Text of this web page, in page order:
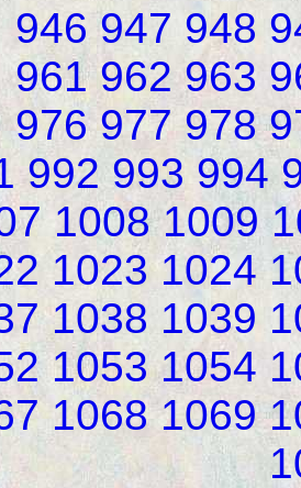
946 947 948
961 962 963
976 977 978
992 993 994
1008 1009
1023 1024
1038 1039
1053 1054
1068 1069